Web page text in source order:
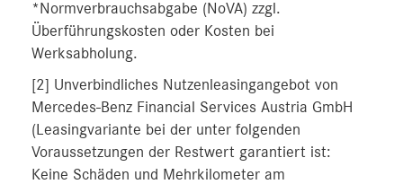
*Normverbrauchsabgabe (NoVA) zzgl.
Überführungskosten oder Kosten bei
Werksabholung.
[2] Unverbindliches Nutzenleasingangebot von
Mercedes-Benz Financial Services Austria GmbH
(Leasingvariante bei der unter folgenden
Voraussetzungen der Restwert garantiert ist:
Keine Schäden und Mehrkilometer am